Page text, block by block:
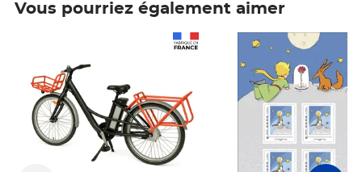
Vous pourriez également aimer
Prix 7,50€